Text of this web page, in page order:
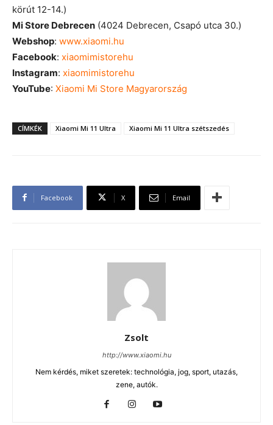
körút 12-14.)
Mi Store Debrecen (4024 Debrecen, Csapó utca 30.)
Webshop: www.xiaomi.hu
Facebook: xiaomimistorehu
Instagram: xiaomimistorehu
YouTube: Xiaomi Mi Store Magyarország
CÍMKÉK Xiaomi Mi 11 Ultra Xiaomi Mi 11 Ultra szétszedés
Facebook X Email
Zsolt
http://www.xiaomi.hu
Nem kérdés, miket szeretek: technológia, jog, sport, utazás,
zene, autók.